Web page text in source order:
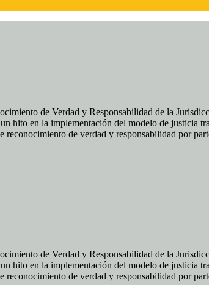
de Verdad y Responsabilidad de la
hito en la implementación del modelo de justicia
de verdad y responsabilidad por
de Verdad y Responsabilidad de la
hito en la implementación del modelo de justicia
de verdad y responsabilidad por